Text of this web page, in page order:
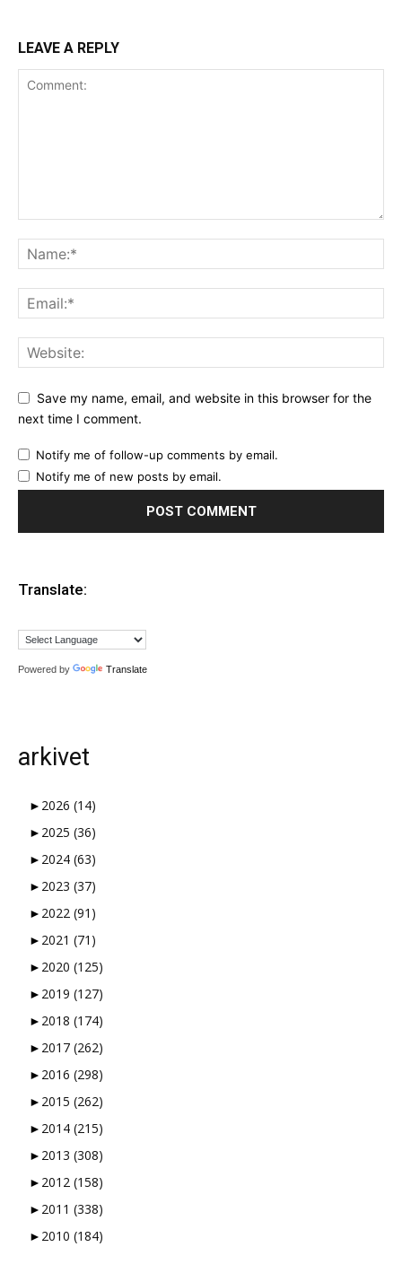
LEAVE A REPLY
Save my name, email, and website in this browser for the
next time I comment.
Notify me of follow-up comments by email.
Notify me of new posts by email.
Translate:
Powered by Translate
arkivet
► 2026 (14)
► 2025 (36)
► 2024 (63)
► 2023 (37)
► 2022 (91)
► 2021 (71)
► 2020 (125)
► 2019 (127)
► 2018 (174)
► 2017 (262)
► 2016 (298)
► 2015 (262)
► 2014 (215)
► 2013 (308)
► 2012 (158)
► 2011 (338)
► 2010 (184)